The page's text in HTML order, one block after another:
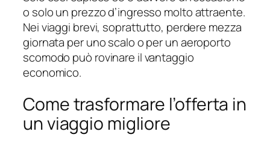
o solo un prezzo d’ingresso molto attraente.
Nei viaggi brevi, soprattutto, perdere mezza
giornata per uno scalo o per un aeroporto
scomodo può rovinare il vantaggio
economico.
Come trasformare l’offerta in
un viaggio migliore